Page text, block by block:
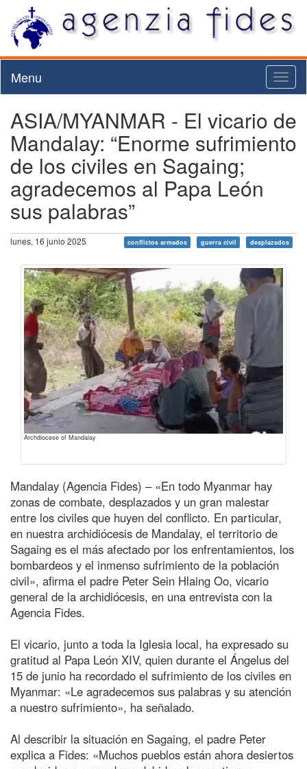
Menu
ASIA/MYANMAR - El vicario de
Mandalay: “Enorme sufrimiento
de los civiles en Sagaing;
agradecemos al Papa León
sus palabras”
lunes, 16 junio 2025 conflictos armados guerra civil desplazados
Archdiocese of Mandalay
Mandalay (Agencia Fides) – «En todo Myanmar hay
zonas de combate, desplazados y un gran malestar
entre los civiles que huyen del conflicto. En particular,
en nuestra archidiócesis de Mandalay, el territorio de
Sagaing es el más afectado por los enfrentamientos, los
bombardeos y el inmenso sufrimiento de la población
civil», afirma el padre Peter Sein Hlaing Oo, vicario
general de la archidiócesis, en una entrevista con la
Agencia Fides.
El vicario, junto a toda la Iglesia local, ha expresado su
gratitud al Papa León XIV, quien durante el Ángelus del
15 de junio ha recordado el sufrimiento de los civiles en
Myanmar: «Le agradecemos sus palabras y su atención
a nuestro sufrimiento», ha señalado.
Al describir la situación en Sagaing, el padre Peter
explica a Fides: «Muchos pueblos están ahora desiertos